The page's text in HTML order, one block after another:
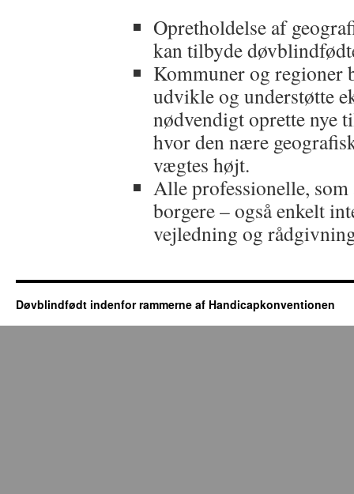
Opretholdelse af
kan tilbyde
Kommuner og regioner
udvikle og understøtte
nødvendigt oprette nye
hvor den nære
vægtes højt.
Alle professionelle,
borgere – også enkelt
vejledning og
Døvblindfødt indenfor rammerne af Handicapkonventionen